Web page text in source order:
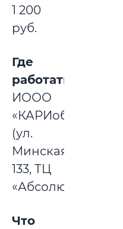
1 200
руб.
Где
работать:
ИООО
«КАРИобувь»
(ул.
Минская,
133, ТЦ
«Абсолют»).
Что